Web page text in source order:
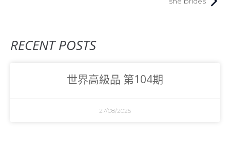
RECENT POSTS
世界高級品 第104期
27/08/2025